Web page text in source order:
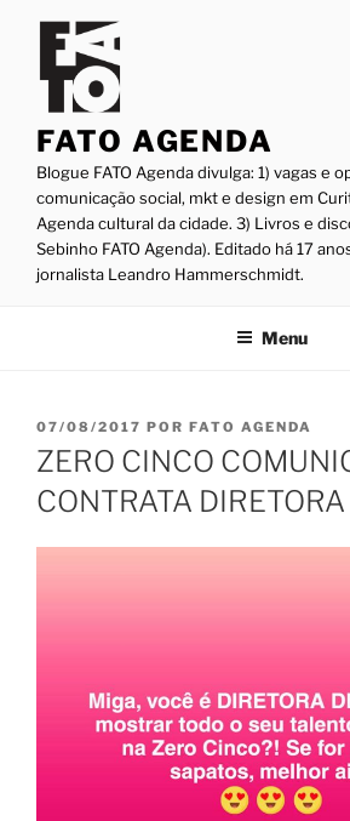
conteúdo
FATO AGENDA
Blogue FATO Agenda divulga: 1) vagas e
comunicação social, mkt e design em
Agenda cultural da cidade. 3) Livros e
Sebinho FATO Agenda). Editado há 17
jornalista Leandro Hammerschmidt.
Menu
PUBLICADO
EM
07/08/2017 POR FATO AGENDA
ZERO CINCO
CONTRATA